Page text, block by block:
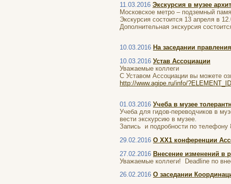
11.03.2016 Экскурсия в музее
Московское метро – подземный
Экскурсия состоится 13 апреля в
Дополнительная экскурсия
10.03.2016 На заседании
10.03.2016 Устав Ассоциации
Уважаемые коллеги
С Уставом Ассоциации вы можете
http://www.agipe.ru/info/
01.03.2016 Учеба в музее
Учеба для гидов-переводчиков в
вести экскурсию в музее.
Запись и подробности по телефону
29.02.2016 О ХХ1 конференции
27.02.2016 Внесение изменений в
Уважаемые коллеги! Deadline по
26.02.2016 О заседании